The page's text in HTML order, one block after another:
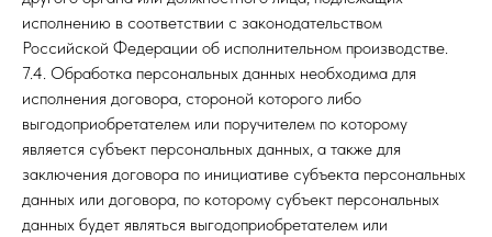
исполнению в соответствии с законодательством
Российской Федерации об исполнительном производстве.
7.4. Обработка персональных данных необходима для
исполнения договора, стороной которого либо
выгодоприобретателем или поручителем по которому
является субъект персональных данных, а также для
заключения договора по инициативе субъекта персональных
данных или договора, по которому субъект персональных
данных будет являться выгодоприобретателем или